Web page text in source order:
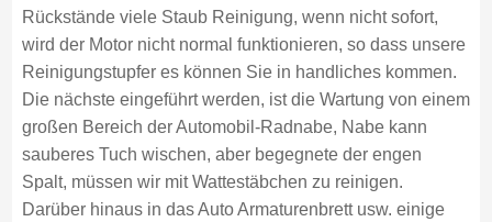
Rückstände viele Staub Reinigung, wenn nicht sofort,
wird der Motor nicht normal funktionieren, so dass unsere
Reinigungstupfer es können Sie in handliches kommen.
Die nächste eingeführt werden, ist die Wartung von einem
großen Bereich der Automobil-Radnabe, Nabe kann
sauberes Tuch wischen, aber begegnete der engen
Spalt, müssen wir mit Wattestäbchen zu reinigen.
Darüber hinaus in das Auto Armaturenbrett usw. einige